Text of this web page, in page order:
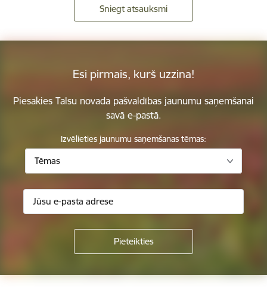
Sniegt atsauksmi
Esi pirmais, kurš uzzina!
Piesakies Talsu novada pašvaldības jaunumu saņemšanai
savā e-pastā.
Izvēlieties jaunumu saņemšanas tēmas:
Tēmas
Kājene